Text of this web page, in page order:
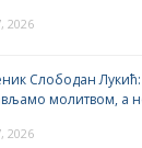
2026
Слободан Лукић:
молитвом, а не
2026